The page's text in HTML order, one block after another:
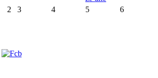
2 3 4 5 6